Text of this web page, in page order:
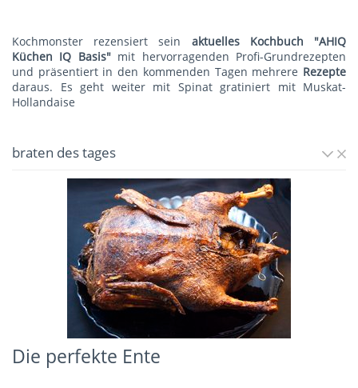
Kochmonster rezensiert sein aktuelles Kochbuch "AHIQ
Küchen IQ Basis" mit hervorragenden Profi-Grundrezepten
und präsentiert in den kommenden Tagen mehrere Rezepte
daraus. Es geht weiter mit Spinat gratiniert mit Muskat-
Hollandaise
braten des tages
Die perfekte Ente